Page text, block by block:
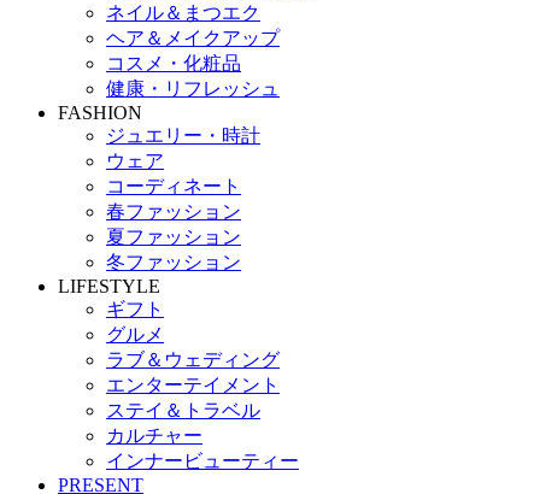
ネイル＆まつエク
ヘア＆メイクアップ
コスメ・化粧品
健康・リフレッシュ
FASHION
ジュエリー・時計
ウェア
コーディネート
春ファッション
夏ファッション
冬ファッション
LIFESTYLE
ギフト
グルメ
ラブ＆ウェディング
エンターテイメント
ステイ＆トラベル
カルチャー
インナービューティー
PRESENT